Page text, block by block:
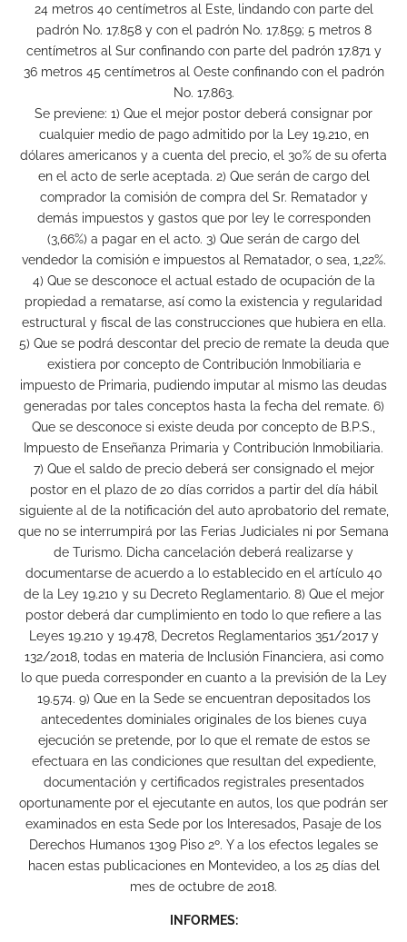
24 metros 40 centímetros al Este, lindando con parte del
padrón No. 17.858 y con el padrón No. 17.859; 5 metros 8
centímetros al Sur confinando con parte del padrón 17.871 y
36 metros 45 centímetros al Oeste confinando con el padrón
No. 17.863.
Se previene: 1) Que el mejor postor deberá consignar por
cualquier medio de pago admitido por la Ley 19.210, en
dólares americanos y a cuenta del precio, el 30% de su oferta
en el acto de serle aceptada. 2) Que serán de cargo del
comprador la comisión de compra del Sr. Rematador y
demás impuestos y gastos que por ley le corresponden
(3,66%) a pagar en el acto. 3) Que serán de cargo del
vendedor la comisión e impuestos al Rematador, o sea, 1,22%.
4) Que se desconoce el actual estado de ocupación de la
propiedad a rematarse, así como la existencia y regularidad
estructural y fiscal de las construcciones que hubiera en ella.
5) Que se podrá descontar del precio de remate la deuda que
existiera por concepto de Contribución Inmobiliaria e
impuesto de Primaria, pudiendo imputar al mismo las deudas
generadas por tales conceptos hasta la fecha del remate. 6)
Que se desconoce si existe deuda por concepto de B.P.S.,
Impuesto de Enseñanza Primaria y Contribución Inmobiliaria.
7) Que el saldo de precio deberá ser consignado el mejor
postor en el plazo de 20 días corridos a partir del día hábil
siguiente al de la notificación del auto aprobatorio del remate,
que no se interrumpirá por las Ferias Judiciales ni por Semana
de Turismo. Dicha cancelación deberá realizarse y
documentarse de acuerdo a lo establecido en el artículo 40
de la Ley 19.210 y su Decreto Reglamentario. 8) Que el mejor
postor deberá dar cumplimiento en todo lo que refiere a las
Leyes 19.210 y 19.478, Decretos Reglamentarios 351/2017 y
132/2018, todas en materia de Inclusión Financiera, asi como
lo que pueda corresponder en cuanto a la previsión de la Ley
19.574. 9) Que en la Sede se encuentran depositados los
antecedentes dominiales originales de los bienes cuya
ejecución se pretende, por lo que el remate de estos se
efectuara en las condiciones que resultan del expediente,
documentación y certificados registrales presentados
oportunamente por el ejecutante en autos, los que podrán ser
examinados en esta Sede por los Interesados, Pasaje de los
Derechos Humanos 1309 Piso 2º. Y a los efectos legales se
hacen estas publicaciones en Montevideo, a los 25 días del
mes de octubre de 2018.
INFORMES: